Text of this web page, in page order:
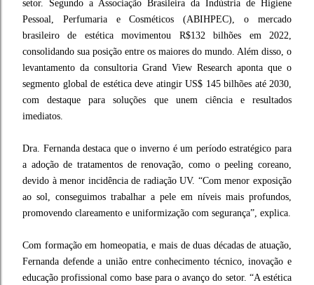
setor. Segundo a Associação Brasileira da Indústria de Higiene
Pessoal, Perfumaria e Cosméticos (ABIHPEC), o mercado
brasileiro de estética movimentou R$132 bilhões em 2022,
consolidando sua posição entre os maiores do mundo. Além disso, o
levantamento da consultoria Grand View Research aponta que o
segmento global de estética deve atingir US$ 145 bilhões até 2030,
com destaque para soluções que unem ciência e resultados
imediatos.
Dra. Fernanda destaca que o inverno é um período estratégico para
a adoção de tratamentos de renovação, como o peeling coreano,
devido à menor incidência de radiação UV. “Com menor exposição
ao sol, conseguimos trabalhar a pele em níveis mais profundos,
promovendo clareamento e uniformização com segurança”, explica.
Com formação em homeopatia, e mais de duas décadas de atuação,
Fernanda defende a união entre conhecimento técnico, inovação e
educação profissional como base para o avanço do setor. “A estética